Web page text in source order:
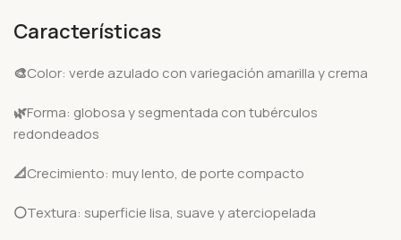
Características
🎨Color: verde azulado con variegación amarilla y crema
🌿Forma: globosa y segmentada con tubérculos
redondeados
📐Crecimiento: muy lento, de porte compacto
⚪Textura: superficie lisa, suave y aterciopelada